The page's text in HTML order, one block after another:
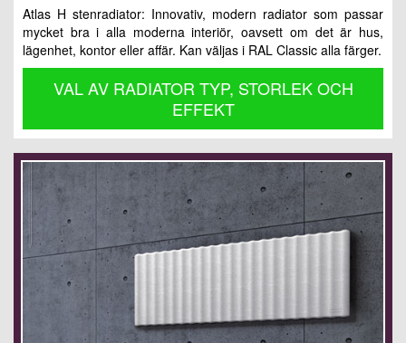
Atlas H stenradiator: Innovativ, modern radiator som passar
mycket bra i alla moderna interiör, oavsett om det är hus,
lägenhet, kontor eller affär. Kan väljas i RAL Classic alla färger.
VAL AV RADIATOR TYP, STORLEK OCH
EFFEKT